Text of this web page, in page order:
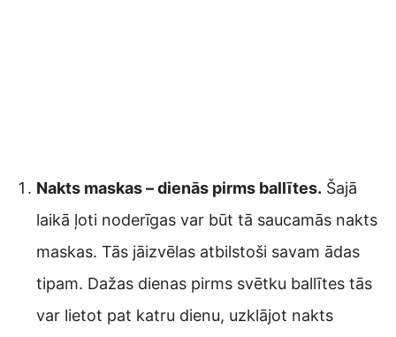
Nakts maskas – dienās pirms ballītes. Šajā
laikā ļoti noderīgas var būt tā saucamās nakts
maskas. Tās jāizvēlas atbilstoši savam ādas
tipam. Dažas dienas pirms svētku ballītes tās
var lietot pat katru dienu, uzklājot nakts